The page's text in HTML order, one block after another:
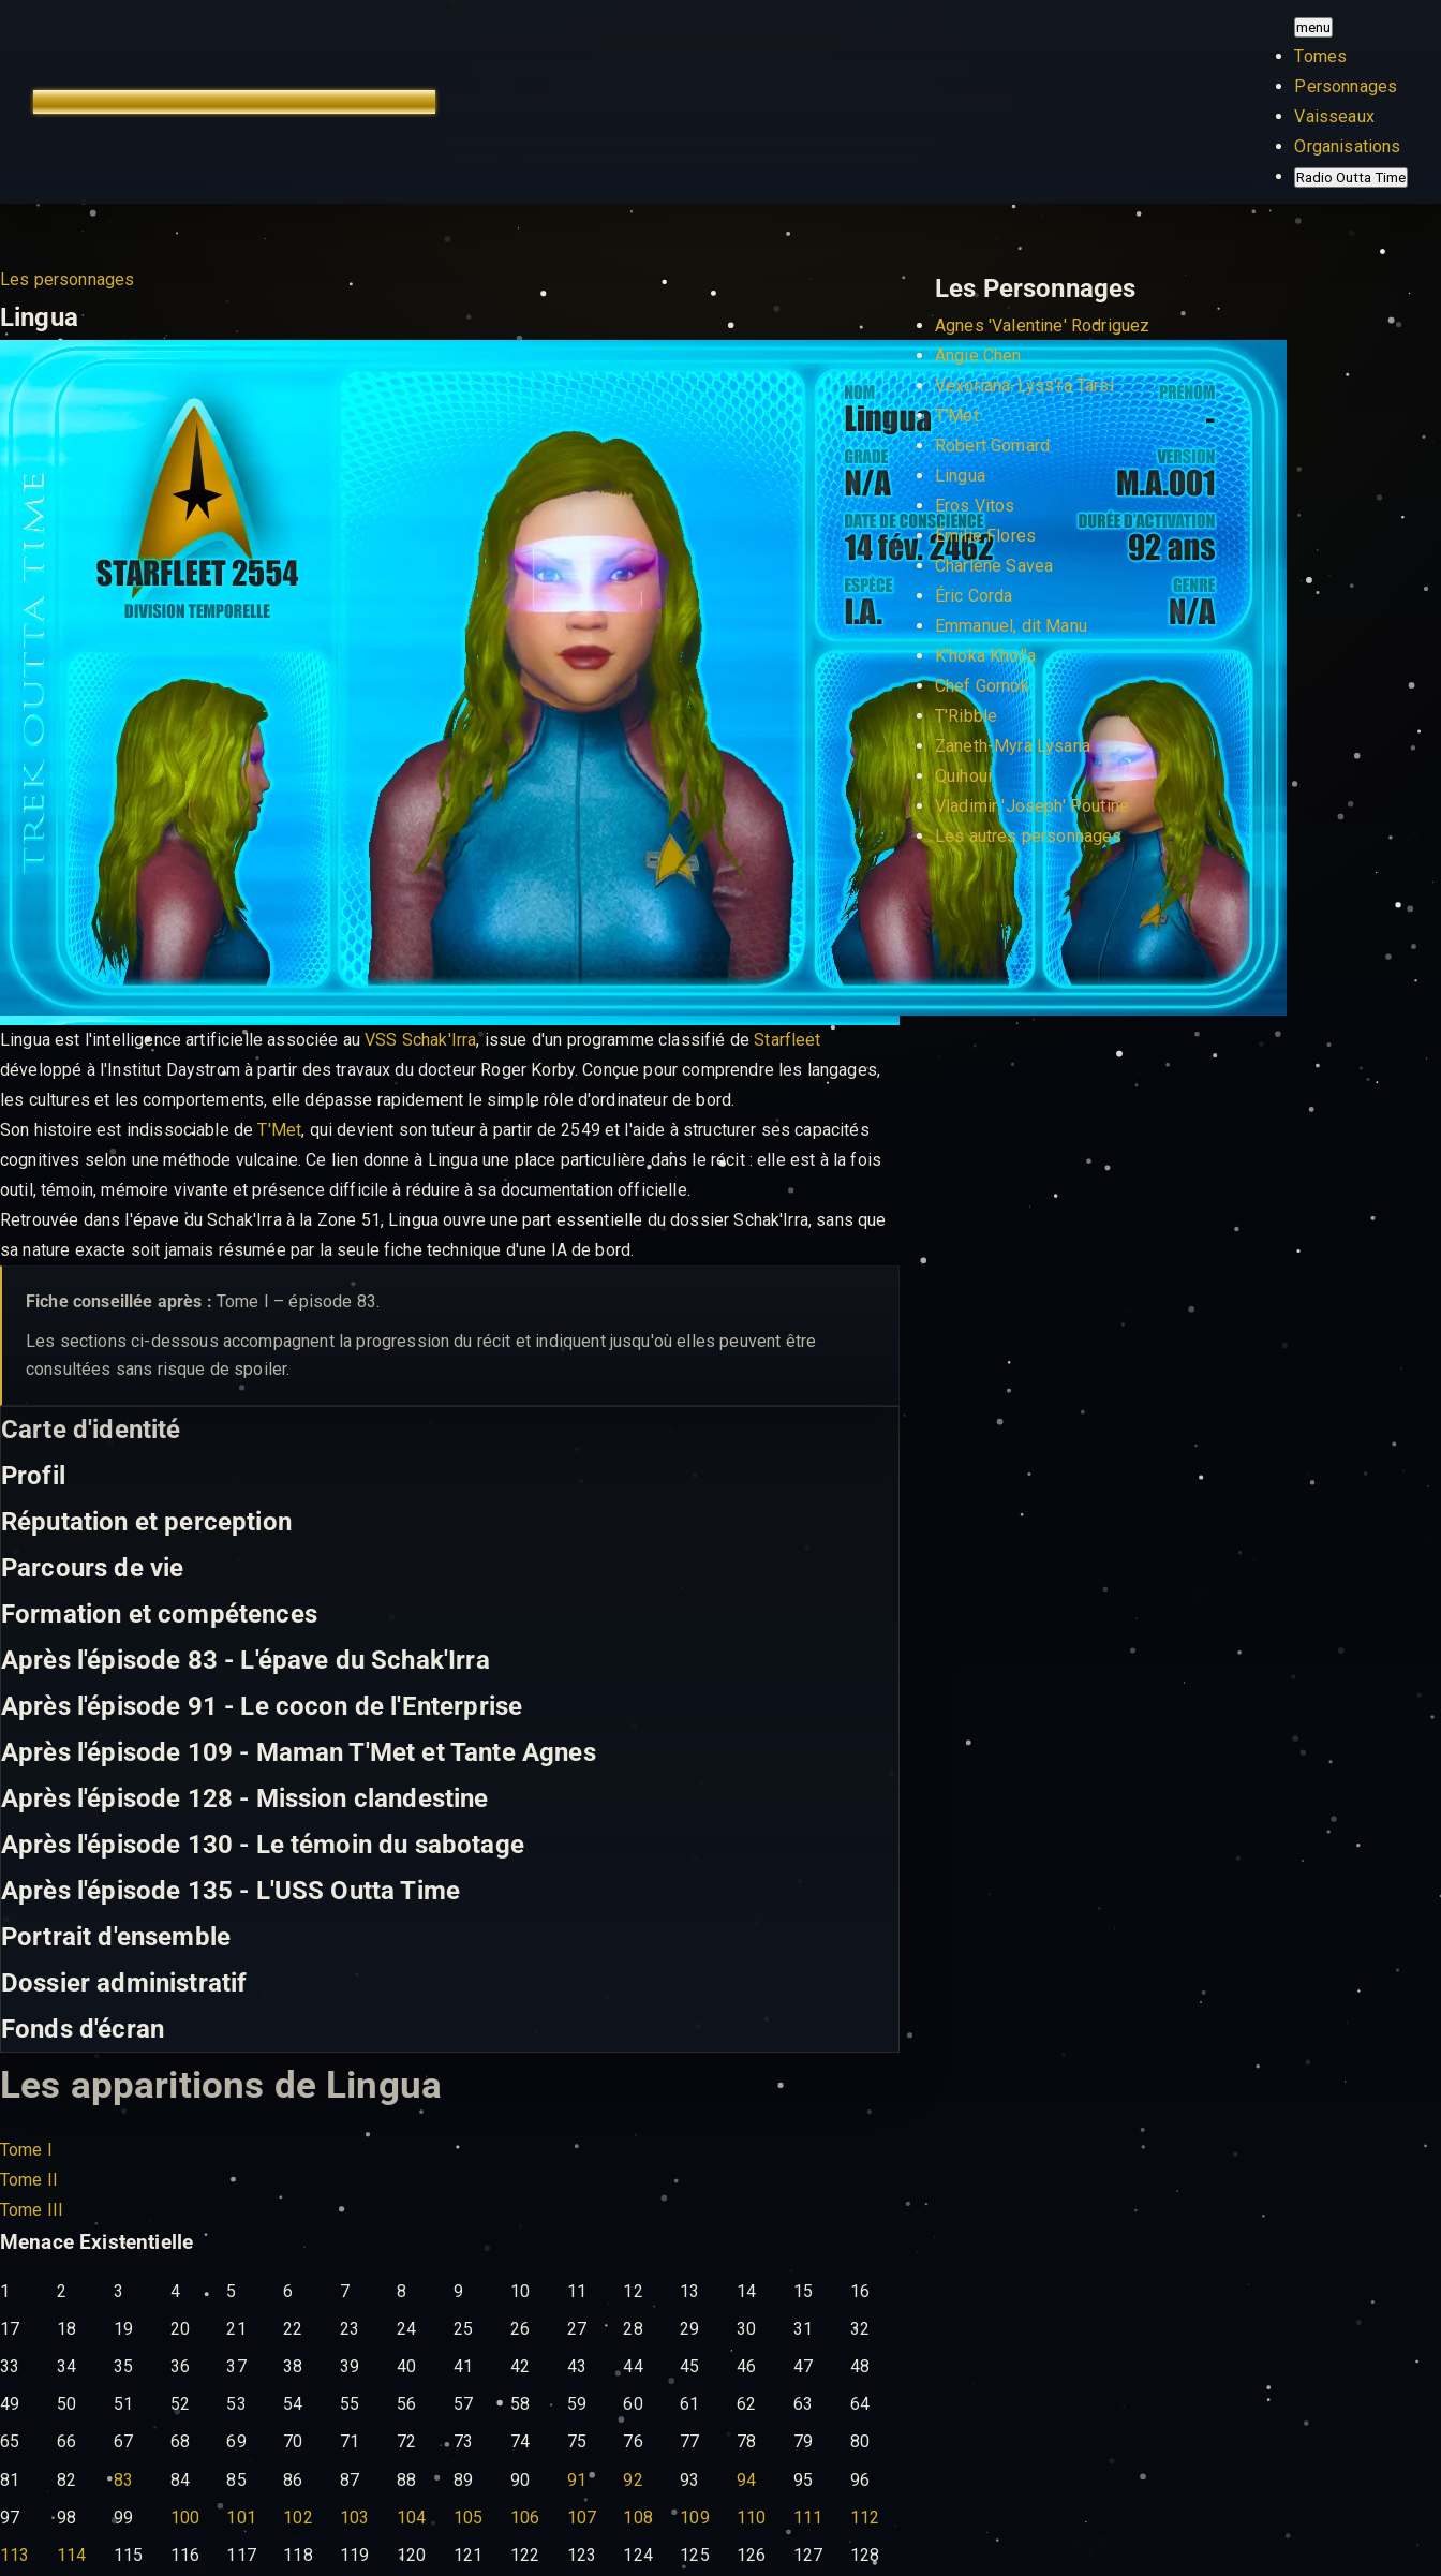
TREK OUTTA TIMEÉDITION FRANÇAISE
menu
Tomes
Personnages
Vaisseaux
Organisations
Radio Outta Time
Les personnages
Lingua
Lingua est l'intelligence artificielle associée auVSS Schak'Irra, issue d'un programme classifié deStarfleet
développé à l'Institut Daystrom à partir des travaux du docteur Roger Korby. Conçue pour comprendre les langages,
les cultures et les comportements, elle dépasse rapidement le simple rôle d'ordinateur de bord.
Son histoire est indissociable deT'Met, qui devient son tuteur à partir de 2549 et l'aide à structurer ses capacités
cognitives selon une méthode vulcaine. Ce lien donne à Lingua une place particulière dans le récit : elle est à la fois
outil, témoin, mémoire vivante et présence difficile à réduire à sa documentation officielle.
Retrouvée dans l'épave du Schak'Irra à la Zone 51, Lingua ouvre une part essentielle du dossier Schak'Irra, sans que
sa nature exacte soit jamais résumée par la seule fiche technique d'une IA de bord.
Fiche conseillée après : Tome I – épisode 83.
Les sections ci-dessous accompagnent la progression du récit et indiquent jusqu'où elles peuvent être
consultées sans risque de spoiler.
Carte d'identité
Profil
Réputation et perception
Parcours de vie
Formation et compétences
Après l'épisode 83 - L'épave du Schak'Irra
Après l'épisode 91 - Le cocon de l'Enterprise
Après l'épisode 109 - Maman T'Met et Tante Agnes
Après l'épisode 128 - Mission clandestine
Après l'épisode 130 - Le témoin du sabotage
Après l'épisode 135 - L'USS Outta Time
Portrait d'ensemble
Dossier administratif
Fonds d'écran
Les apparitions de Lingua
Tome I
Tome II
Tome III
Menace Existentielle
1 2 3 4 5 6 7 8 9 10 11 12 13 14 15
16
17
18 19 20 21 22 23 24 25 26 27 28 29 30 31
32
33
34 35 36 37 38 39 40 41 42 43 44 45 46 47
48
49
50 51 52 53 54 55 56 57 58 59 60 61 62 63
64
65
66 67 68 69 70 71 72 73 74 75 76 77 78 79
80
81
82 83 84 85 86 87 88 89 90 91 92 93 94 95
96
97
98 99 100 101 102 103 104 105 106 107 108 109 110 111
112
113
114 115 116 117 118 119 120 121 122 123 124 125 126 127
128
Les Personnages
Agnes 'Valentine' Rodriguez
Angie Chen
Vexoriana-Lyss'ra Tarsi
T'Met
Robert Gomard
Lingua
Eros Vitos
Émilie Flores
Charlène Savea
Éric Corda
Emmanuel, dit Manu
K'hoka Khol'a
Chef Gornok
T'Ribble
Zaneth-Myra Lysana
Quihoui
Vladimir 'Joseph' Poutine
Les autres personnages